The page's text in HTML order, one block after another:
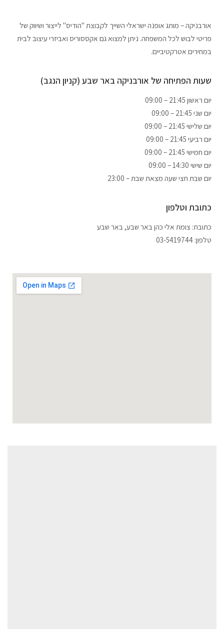
אורבניקה – מותג אופנה ישראלי השייך לקבוצת "הודיס" לייצור ושיווק של
פריטי לבוש לכל המשפחה. ניתן למצוא גם אקססוריס ואביזרי עיצוב לבית
במחירים אטרקטיביים.
שעות הפתיחה של אורבניקה באר שבע (קניון הנגב)
09:00 – 21:45 יום ראשון
09:00 – 21:45 יום שני
09:00 – 21:45 יום שלישי
09:00 – 21:45 יום רביעי
09:00 – 21:45 יום חמישי
09:00 – 14:30 יום שישי
יום שבת חצי שעה מצאת שבת – 23:00
כתובת וטלפון
כתובת: צומת אלי כהן באר שבע, באר שבע
טלפון: 03-5419744